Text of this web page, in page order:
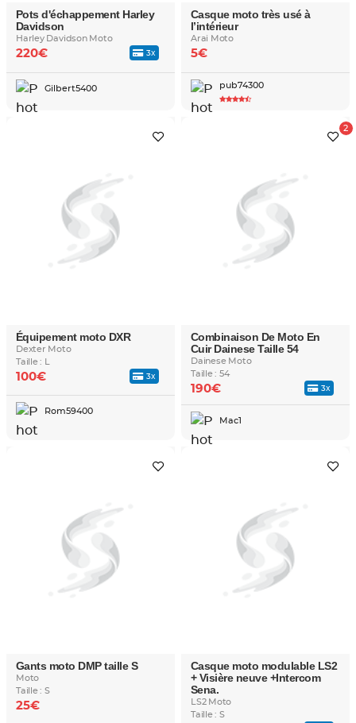
Pots d'échappement Harley
Davidson
Harley Davidson Moto
3x
220€
Gilbert5400
Casque moto très usé à
l’intérieur
Arai Moto
5€
pub74300
Équipement moto DXR
Dexter Moto
Taille : L
3x
100€
Rom59400
Combinaison De Moto En
Cuir Dainese Taille 54
Dainese Moto
Taille : 54
3x
190€
Mac1
Gants moto DMP taille S
Moto
Taille : S
25€
Casque moto modulable LS2
+ Visière neuve +Intercom
Sena.
LS2 Moto
Taille : S